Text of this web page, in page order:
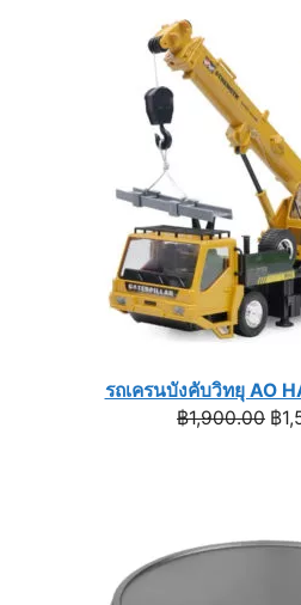
฿
รถเครนบังคับวิทยุ AO
฿1,900.00 ฿